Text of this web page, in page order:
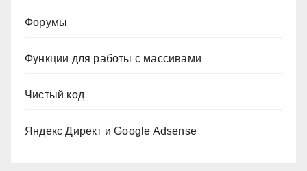
Форумы
Функции для работы с массивами
Чистый код
Яндекс Директ и Google Adsense